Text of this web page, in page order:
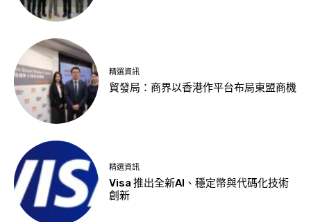
精選資訊
貿發局：商界以香港作平台布局東盟商機
精選資訊
Visa 推出全新AI、穩定幣與代碼化技術
創新